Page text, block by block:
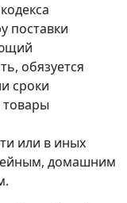
поставки
обязуется
сроки
или в иных
домашним